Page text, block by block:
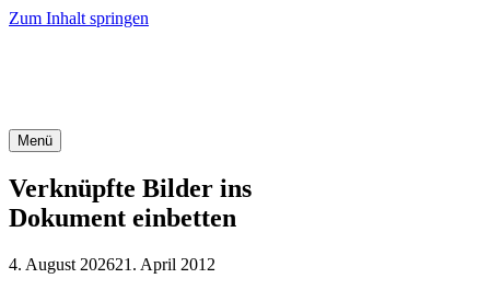
Zum Inhalt springen
Menü
Verknüpfte Bilder ins
Dokument einbetten
4. August 202621. April 2012